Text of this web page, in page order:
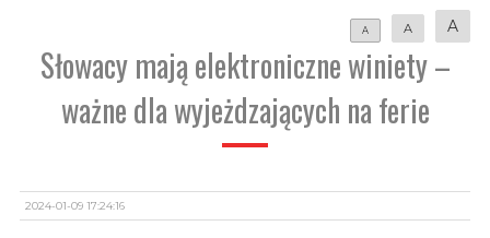
A A A
Słowacy mają elektroniczne winiety –
ważne dla wyjeżdzających na ferie
2024-01-09 17:24:16